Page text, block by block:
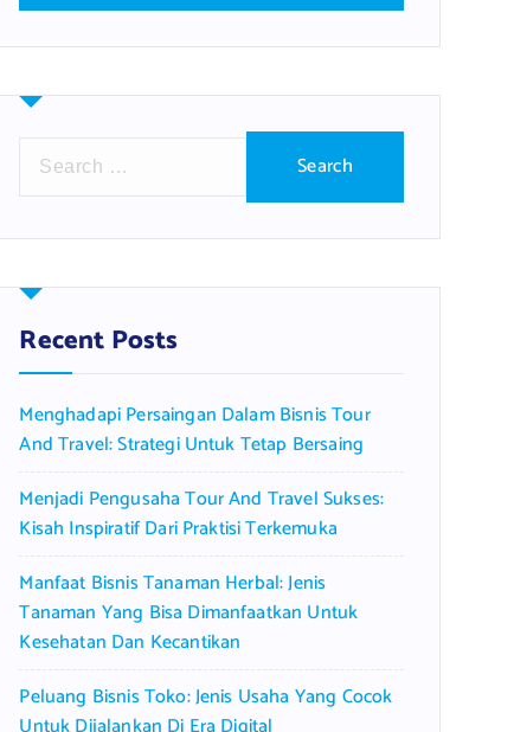
r
h
f
o
:
Recent Posts
Menghadapi Persaingan Dalam Bisnis Tour
And Travel: Strategi Untuk Tetap Bersaing
Menjadi Pengusaha Tour And Travel Sukses:
Kisah Inspiratif Dari Praktisi Terkemuka
Manfaat Bisnis Tanaman Herbal: Jenis
Tanaman Yang Bisa Dimanfaatkan Untuk
Kesehatan Dan Kecantikan
Peluang Bisnis Toko: Jenis Usaha Yang Cocok